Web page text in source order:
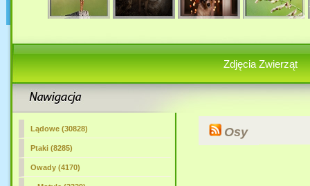
Zdjęcia Zwierząt
Lądowe (30828)
Ptaki (8285)
Owady (4170)
Osy